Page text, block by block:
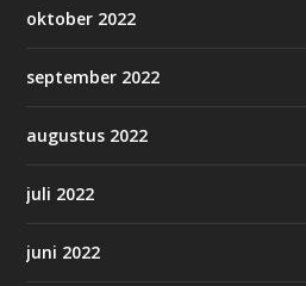
oktober 2022
september 2022
augustus 2022
juli 2022
juni 2022